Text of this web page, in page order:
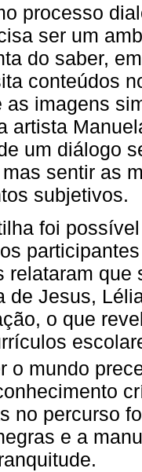
processo
ser um
do saber,
conteúdos
as imagens
artista
um diálogo
sentir as
subjetivos.
foi
relataram
de Jesus,
o que
o mundo
no percurso
e a